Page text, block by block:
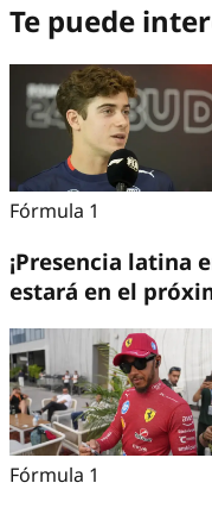
Te puede
Fórmula 1
¡Presencia latina
estará en el
Fórmula 1